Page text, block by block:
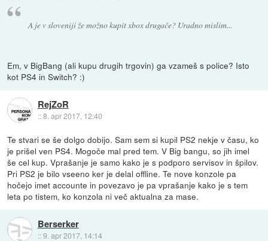
A je v sloveniji že možno kupit xbox drugače? Uradno mislim...
Em, v BigBang (ali kupu drugih trgovin) ga vzameš s police? Isto
kot PS4 in Switch? :)
RejZoR
::8. apr 2017, 12:40
Te stvari se še dolgo dobijo. Sam sem si kupil PS2 nekje v času, ko
je prišel ven PS4. Mogoče mal pred tem. V Big bangu, so jih imel
še cel kup. Vprašanje je samo kako je s podporo servisov in špilov.
Pri PS2 je bilo vseeno ker je delal offline. Te nove konzole pa
hočejo imet accounte in povezavo je pa vprašanje kako je s tem
leta po tistem, ko konzola ni več aktualna za mase.
Berserker
::9. apr 2017, 14:14